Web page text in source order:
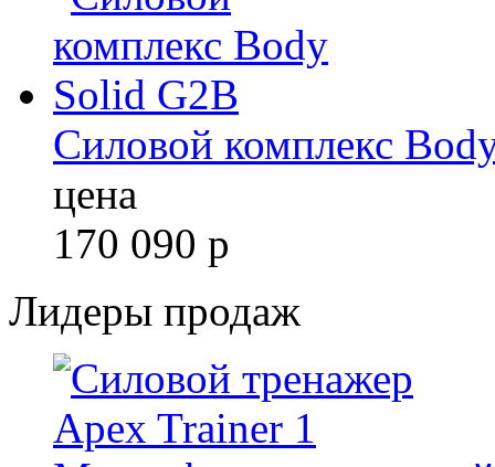
Силовой комплекс
цена
170 090 р
Лидеры продаж